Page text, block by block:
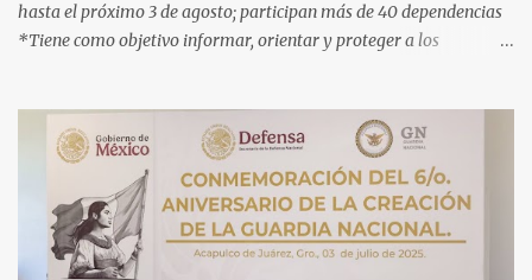
hasta el próximo 3 de agosto; participan más de 40 dependencias
*Tiene como objetivo informar, orientar y proteger a los
gobernadora Acapulco, Gro., 3 de julio de 2025.- Con el objetivo de
informar, orientar y proteger durante su ingreso, estancia y
tránsito por el territorio nacional a los migrantes que retornan a
México durante esta temporada de verano, la gobernadora Evelyn
Salgado Pineda y el comisionado del Instituto Nacional de
Migración (INM), Sergio Salomón Céspedes Peregrina, dieron el